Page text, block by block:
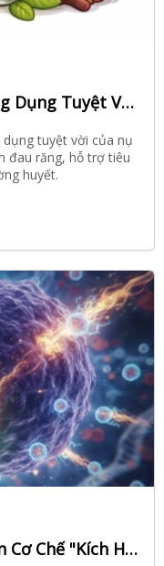
Nụ Đinh Hương Là Gì? 6 Công Dụng Tuyệt Vời Của Nụ Đinh Hương Với Sức Khỏe
tuyệt vời của nụ
đau răng, hỗ trợ tiêu
huyết.
Bước Ngoặt Y Học: Phát Hiện Cơ Chế "Kích Hoạt" Tế Bào Miễn Dịch Tiêu Diệt Ung Thư Thần Tốc